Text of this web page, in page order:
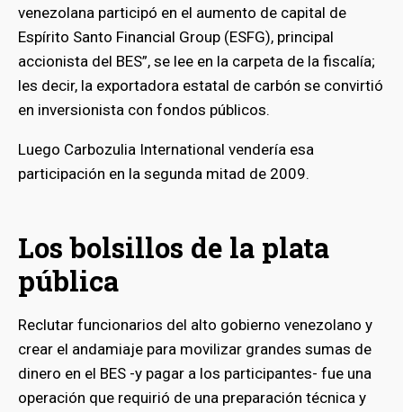
venezolana participó en el aumento de capital de
Espírito Santo Financial Group (ESFG), principal
accionista del BES”, se lee en la carpeta de la fiscalía;
les decir, la exportadora estatal de carbón se convirtió
en inversionista con fondos públicos.
Luego Carbozulia International vendería esa
participación en la segunda mitad de 2009.
Los bolsillos de la plata
pública
Reclutar funcionarios del alto gobierno venezolano y
crear el andamiaje para movilizar grandes sumas de
dinero en el BES -y pagar a los participantes- fue una
operación que requirió de una preparación técnica y